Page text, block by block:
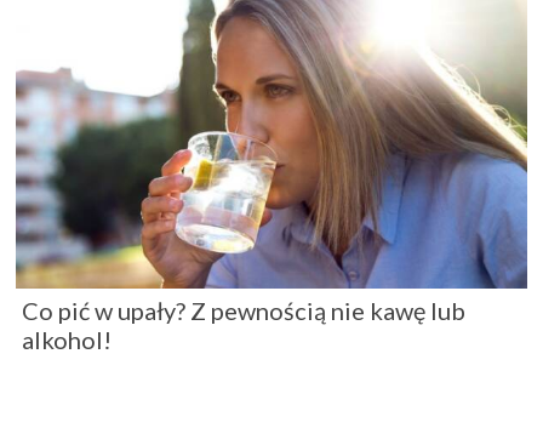
Co pić w upały? Z pewnością nie kawę lub
alkohol!